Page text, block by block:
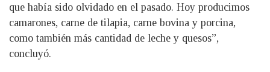
que había sido olvidado en el pasado. Hoy producimos
camarones, carne de tilapia, carne bovina y porcina,
como también más cantidad de leche y quesos”,
concluyó.